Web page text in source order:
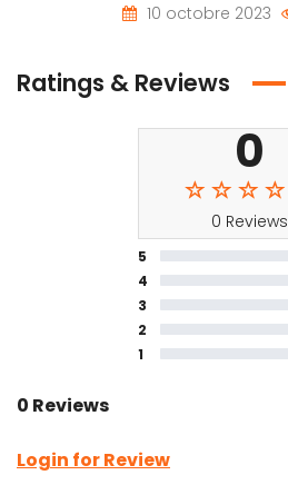
10 octobre 2023
Ratings & Reviews
0
0 Reviews
5
4
3
2
1
0 Reviews
Login for Review